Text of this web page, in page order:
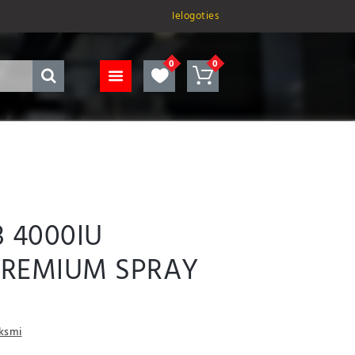
Ielogoties
4000IU
SPRAY